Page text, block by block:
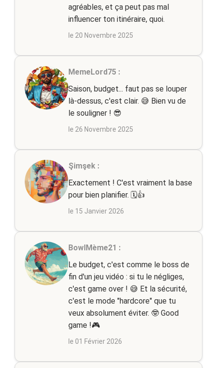
agréables, et ça peut pas mal
influencer ton itinéraire, quoi.
le 20 Novembre 2025
MemeLord75 :
Saison, budget... faut pas se louper
là-dessus, c'est clair. 😅 Bien vu de
le souligner ! 😎
le 26 Novembre 2025
Şimşek :
Exactement ! C'est vraiment la base
pour bien planifier. 🗓️👍
le 15 Janvier 2026
BowlMème21 :
Le budget, c'est comme le boss de
fin d'un jeu vidéo : si tu le négliges,
c'est game over ! 😅 Et la sécurité,
c'est le mode "hardcore" que tu
veux absolument éviter. 🤓 Good
game !🎮
le 01 Février 2026